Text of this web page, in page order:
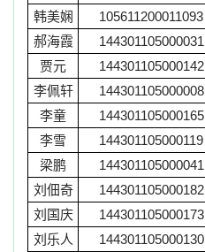
韩美娴
105611200011093
郝海霞
144301105000031
贾元
144301105000142
李佩轩
144301105000008
李童
144301105000165
李雪
144301105000119
梁鹏
144301105000041
刘佃奇
144301105000182
刘国庆
144301105000173
刘乐人
144301105000130